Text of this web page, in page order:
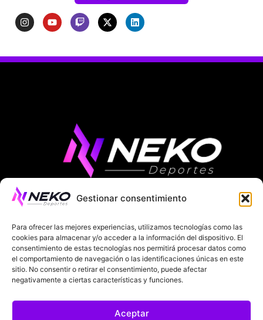
Gestionar consentimiento
Para ofrecer las mejores experiencias, utilizamos tecnologías como las
cookies para almacenar y/o acceder a la información del dispositivo. El
consentimiento de estas tecnologías nos permitirá procesar datos como
el comportamiento de navegación o las identificaciones únicas en este
sitio. No consentir o retirar el consentimiento, puede afectar
negativamente a ciertas características y funciones.
Aceptar
ÚLTIMAS NOTICIAS COMPETICIONES EUROPEAS
LA LIGA MUNDIAL 2026 FÚTBOL INTERNACIONAL
SOBRE NOSOTROS
POLÍTICA DE PRIVACIDAD
POLÍTICA DE COOKIES